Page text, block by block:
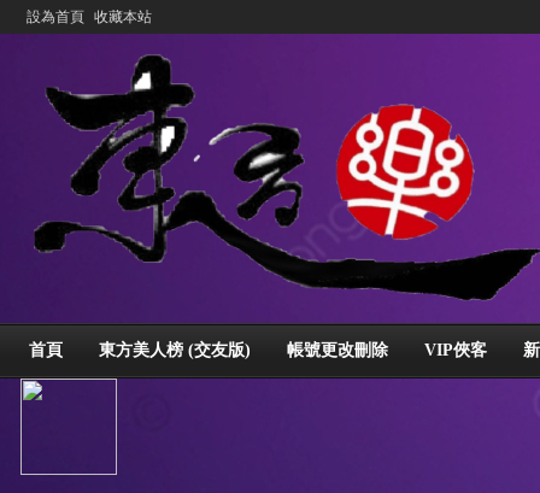
設為首頁 收藏本站
首頁 東方美人榜 (交友版) 帳號更改刪除 VIP俠客